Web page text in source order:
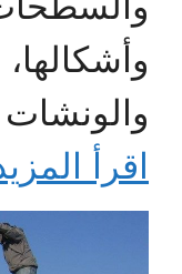
والونشات
اقرأ